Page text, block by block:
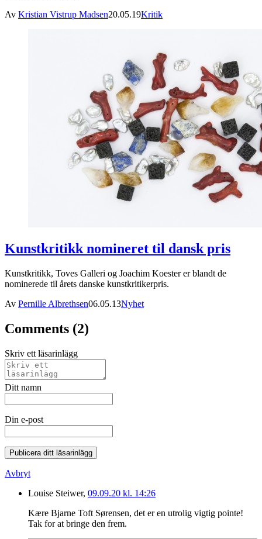
Av Kristian Vistrup Madsen20.05.19Kritik
Kunstkritikk nomineret til dansk pris
Kunstkritikk, Toves Galleri og Joachim Koester er blandt de
nominerede til årets danske kunstkritikerpris.
Av Pernille Albrethsen06.05.13Nyhet
Comments (2)
Skriv ett läsarinlägg
Ditt namn
Din e-post
Publicera ditt läsarinlägg
Avbryt
Louise Steiwer, 09.09.20 kl. 14:26
Kære Bjarne Toft Sørensen, det er en utrolig vigtig pointe!
Tak for at bringe den frem.